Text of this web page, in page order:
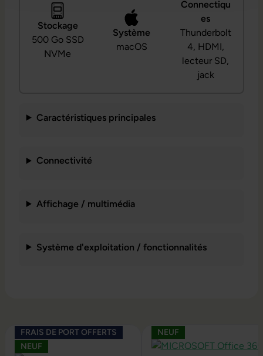
Stockage
500 Go SSD
NVMe
Système
macOS
Connectiqu
es
Thunderbolt
4, HDMI,
lecteur SD,
jack
Caractéristiques principales
Connectivité
Affichage / multimédia
Système d'exploitation / fonctionnalités
Ignorer la galerie de produits
FRAIS DE PORT OFFERTS
NEUF
NEUF